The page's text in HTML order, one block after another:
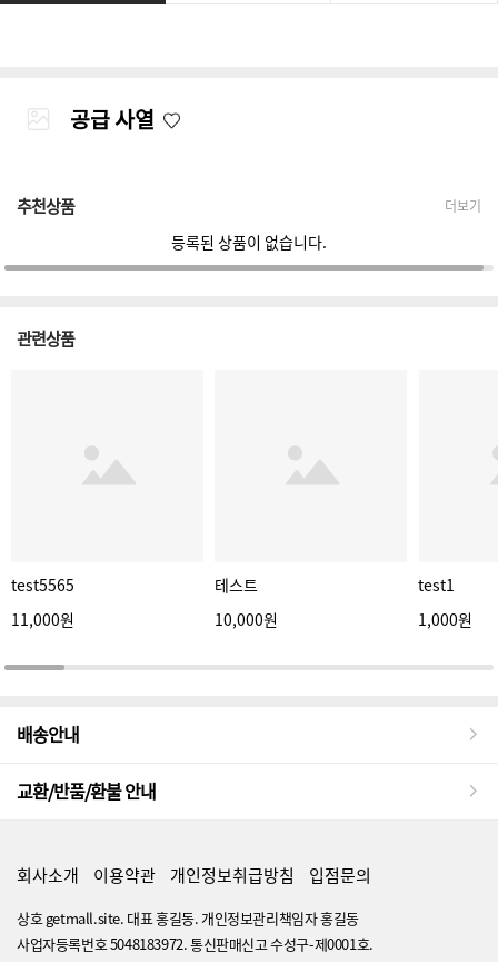
공급 사열
추천상품 더보기
등록된 상품이 없습니다.
관련상품
test5565
11,000원
테스트
10,000원
test1
1,000원
배송안내
교환/반품/환불 안내
회사소개 이용약관 개인정보취급방침 입점문의
상호 getmall.site. 대표 홍길동. 개인정보관리책임자 홍길동
사업자등록번호 5048183972. 통신판매신고 수성구-제0001호.